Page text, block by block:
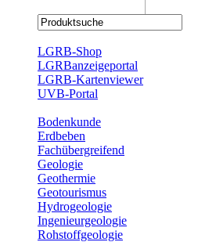
LGRB-Shop
LGRBanzeigeportal
LGRB-Kartenviewer
UVB-Portal
Bodenkunde
Erdbeben
Fachübergreifend
Geologie
Geothermie
Geotourismus
Hydrogeologie
Ingenieurgeologie
Rohstoffgeologie